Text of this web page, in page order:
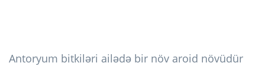
Antoryum bitkiləri ailədə bir növ aroid növüdür